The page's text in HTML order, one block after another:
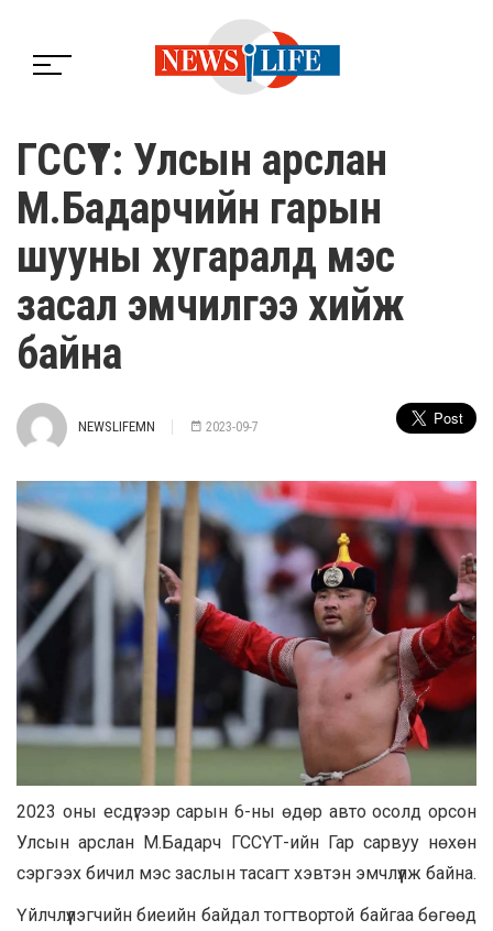
ГССҮТ: Улсын арслан
М.Бадарчийн гарын
шууны хугаралд мэс
засал эмчилгээ хийж
байна
NEWSLIFEMN 2023-09-7
2023 оны есдүгээр сарын 6-ны өдөр авто осолд орсон
Улсын арслан М.Бадарч ГССҮТ-ийн Гар сарвуу нөхөн
сэргээх бичил мэс заслын тасагт хэвтэн эмчлүүлж байна.
Үйлчлүүлэгчийн биеийн байдал тогтвортой байгаа бөгөөд